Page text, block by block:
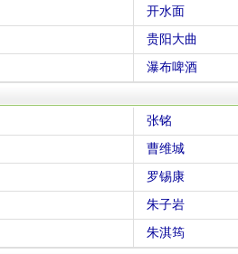
开水面
贵阳大曲
瀑布啤酒
张铭
曹维城
罗锡康
朱子岩
朱淇筠